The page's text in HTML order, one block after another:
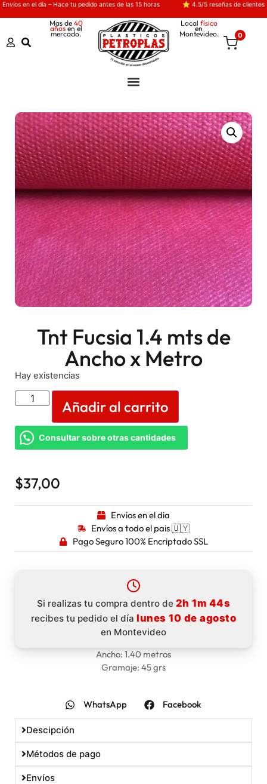
Envíos en el día – Hace tu pedido antes de las 15 horas ⭐ 4.5/5 reseñas de clientes
Mas de 40
añosen el
mercado.
Local físico
en
Montevideo. 0
Tnt Fucsia 1.4 mts de
Ancho x Metro
Hay existencias
Añadir al carrito
Consultar sobre otras cantidades
$37,00
Envíos en el dia
Envíos a todo el pais 🇺🇾
Pago Seguro 100% Encriptado SSL
Si realizas tu compra dentro de 2h 1m 44s
recibes tu pedido el día lunes 10 de agosto
en Montevideo
Ancho: 1.40 metros
Gramaje: 45 grs
WhatsApp Facebook
Descipción
Métodos de pago
Envíos